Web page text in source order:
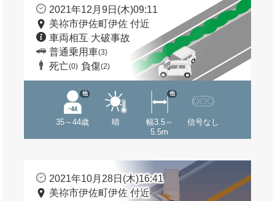
2021年12月9日(木)09:11
美祢市伊佐町伊佐 付近
車両相互 大破事故
普通乗用車(3)
死亡(0) 負傷(2)
35～44歳
他
晴
幅3.5～
5.5m
他
信号なし
2021年10月28日(木)16:41
美祢市伊佐町伊佐 付近